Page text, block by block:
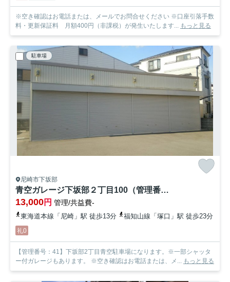
※空き確認はお電話または、メールでお問合せください ※口座引落手数
料・更新保証料 月額400円（非課税）が発生いたします... もっと見る
駐車場
尼崎市下坂部
青空ガレージ下坂部２丁目100（管理番号：41）
13,000円 管理/共益費-
東海道本線「尼崎」駅 徒歩13分 福知山線「塚口」駅 徒歩23分
礼0
【管理番号：41】下坂部2丁目青空駐車場になります。※一部シャッタ
ー付ガレージもあります。 ※空き確認はお電話または、メ... もっと見る